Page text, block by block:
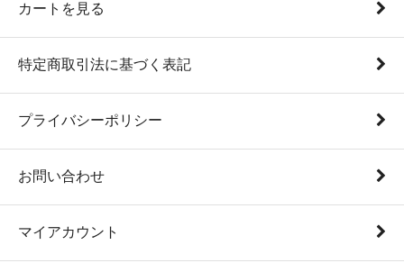
カートを見る
特定商取引法に基づく表記
プライバシーポリシー
お問い合わせ
マイアカウント